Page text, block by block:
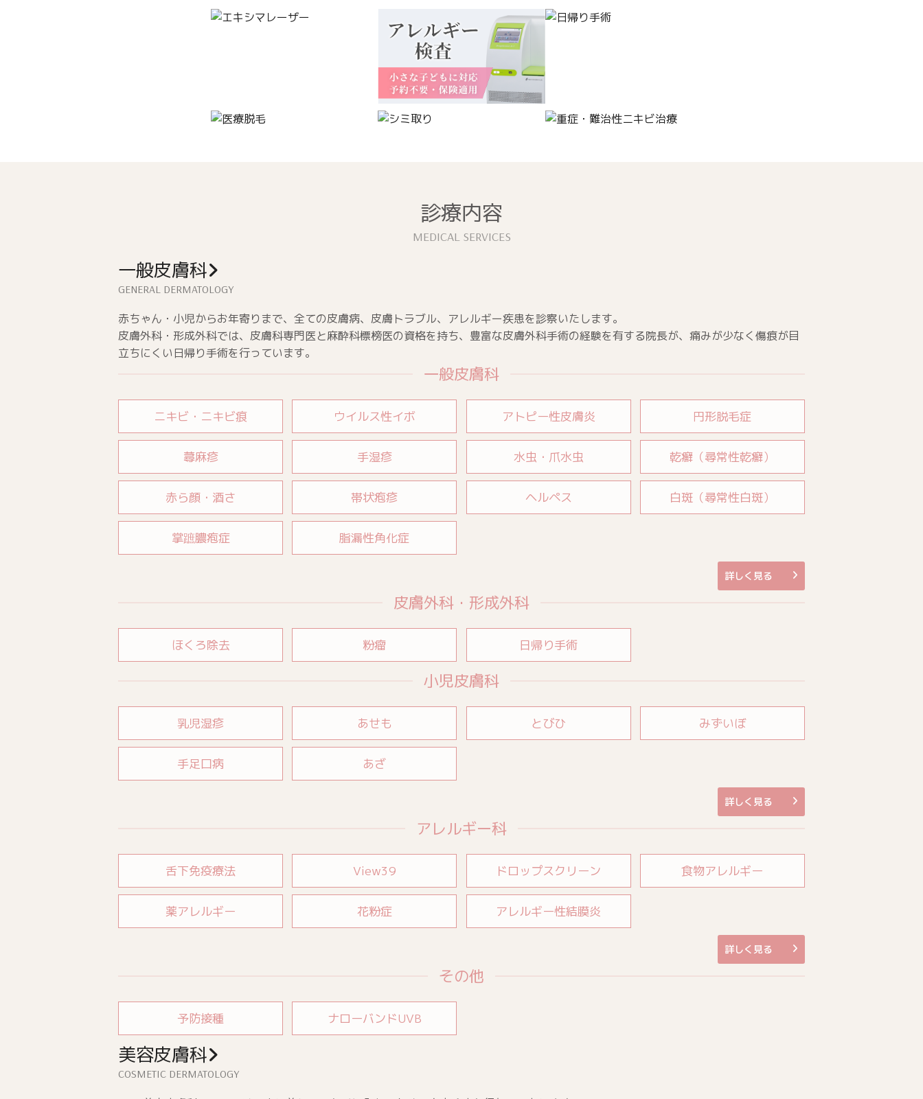
診療内容
一般皮膚科
赤ちゃん・小児からお年寄りまで、全ての皮膚病、皮膚トラブル、アレルギー疾患を診察いたします。
皮膚外科・形成外科では、皮膚科専門医と麻酔科標榜医の資格を持ち、豊富な皮膚外科手術の経験を有する院長が、痛みが少なく傷痕が目
立ちにくい日帰り手術を行っています。
一般皮膚科
ニキビ・ニキビ痕 ウイルス性イボ アトピー性皮膚炎 円形脱毛症
蕁麻疹 手湿疹 水虫・爪水虫 乾癬（尋常性乾癬）
赤ら顔・酒さ 帯状疱疹 ヘルペス 白斑（尋常性白斑）
掌蹠膿疱症 脂漏性角化症
詳しく見る
皮膚外科・形成外科
ほくろ除去 粉瘤 日帰り手術
小児皮膚科
乳児湿疹 あせも とびひ みずいぼ
手足口病 あざ
詳しく見る
アレルギー科
舌下免疫療法 View39 ドロップスクリーン 食物アレルギー
薬アレルギー 花粉症 アレルギー性結膜炎
詳しく見る
その他
予防接種 ナローバンドUVB
美容皮膚科